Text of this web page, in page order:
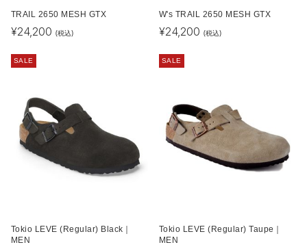
TRAIL 2650 MESH GTX
¥24,200 (税込)
W's TRAIL 2650 MESH GTX
¥24,200 (税込)
SALE
Tokio LEVE (Regular) Black｜
MEN
SALE
Tokio LEVE (Regular) Taupe｜
MEN